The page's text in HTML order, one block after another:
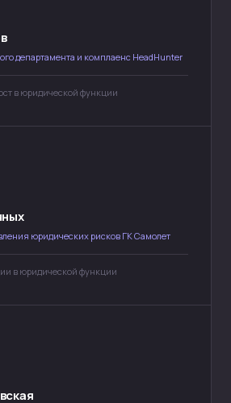
департамента и комплаенс HeadHunter
в юридической функции
юридических рисков ГК Самолет
в юридической функции
менеджмент
менеджмента
условия
и Политики
даю согласие
данных и рассылку